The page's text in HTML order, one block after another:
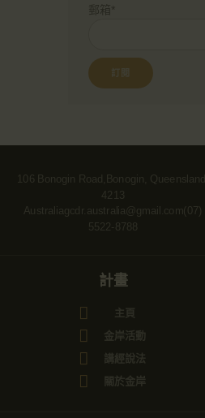
郵箱*
106 Bonogin Road,Bonogin, Queensland,
4213
Australiagcdr.australia@gmail.com(07)
5522-8788
計畫
主頁
金岸活動
講經說法
關於金岸